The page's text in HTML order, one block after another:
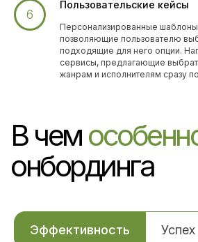
Пользовательские кейсы
Персонализированные шаблоны
позволяющие пользователю
подходящие для него опции.
сервисы, предлагающие
жанрам и исполнителям сразу
Эффективность Успех
на продвижение:
Базовый тариф
Для быстрого старта продаж
семантического ядра
Составление маркетинговых
инфографики товара
Работы по повышению
конверсии карточки